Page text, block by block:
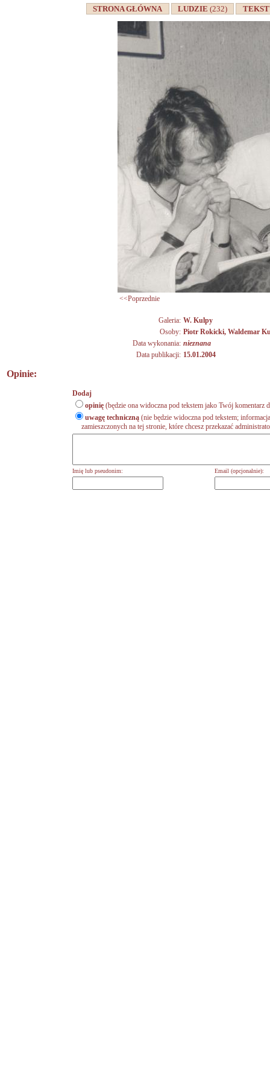
STRONA GŁÓWNA LUDZIE(232)
<<Poprzednie
Galeria: W. Kulpy
Osoby: Piotr Rokicki, Waldemar
Data wykonania: nieznana
Data publikacji: 15.01.2004
Opinie:
Dodaj
opinię (będzie ona widoczna pod tekstem jako Twój komentarz
uwagę techniczną (nie będzie widoczna pod tekstem;
zamieszczonych na tej stronie, które chcesz przekazać
Imię lub pseudonim: Email (opcjonalnie):